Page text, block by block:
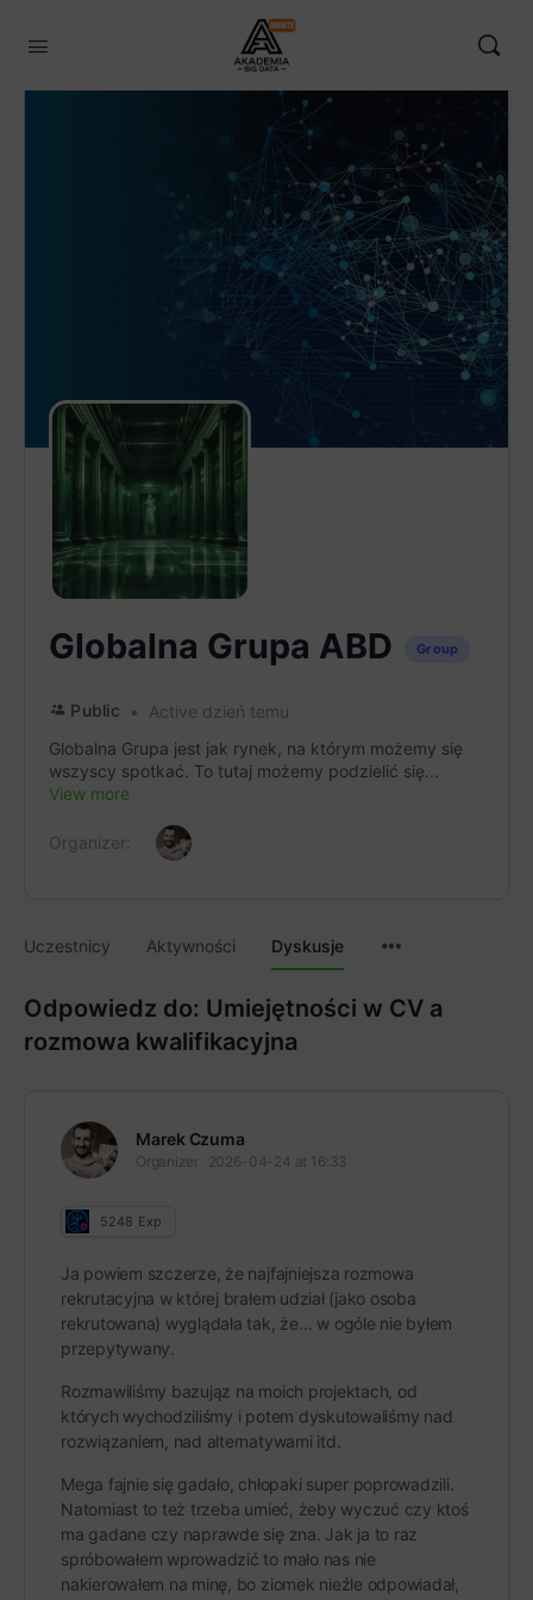
Globalna Grupa ABD Group
Public
Active dzień temu
Globalna Grupa jest jak rynek, na którym możemy się
wszyscy spotkać. To tutaj możemy podzielić się...
View more
Organizer:
Uczestnicy Aktywności Dyskusje
Odpowiedz do: Umiejętności w CV a
rozmowa kwalifikacyjna
Marek Czuma
Organizer 2026-04-24 at 16:33
5248 Exp
Ja powiem szczerze, że najfajniejsza rozmowa
rekrutacyjna w której brałem udział (jako osoba
rekrutowana) wyglądała tak, że… w ogóle nie byłem
przepytywany.
Rozmawiliśmy bazująz na moich projektach, od
których wychodziliśmy i potem dyskutowaliśmy nad
rozwiązaniem, nad alternatywami itd.
Mega fajnie się gadało, chłopaki super poprowadzili.
Natomiast to też trzeba umieć, żeby wyczuć czy ktoś
ma gadane czy naprawde się zna. Jak ja to raz
spróbowałem wprowadzić to mało nas nie
nakierowałem na minę, bo ziomek nieźle odpowiadał,